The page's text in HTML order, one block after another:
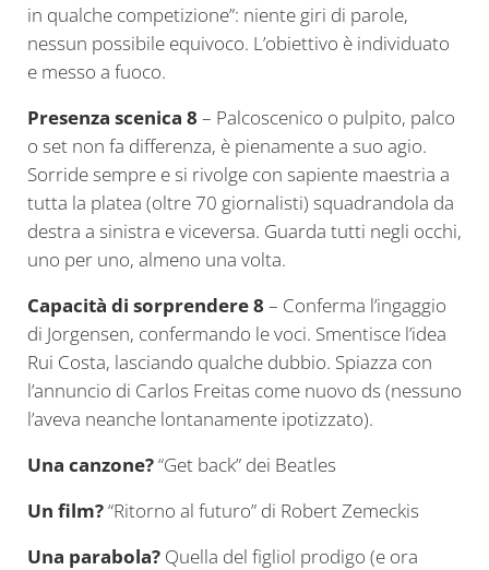
in qualche competizione”: niente giri di parole,
nessun possibile equivoco. L’obiettivo è individuato
e messo a fuoco.
Presenza scenica 8 – Palcoscenico o pulpito, palco
o set non fa differenza, è pienamente a suo agio.
Sorride sempre e si rivolge con sapiente maestria a
tutta la platea (oltre 70 giornalisti) squadrandola da
destra a sinistra e viceversa. Guarda tutti negli occhi,
uno per uno, almeno una volta.
Capacità di sorprendere 8 – Conferma l’ingaggio
di Jorgensen, confermando le voci. Smentisce l’idea
Rui Costa, lasciando qualche dubbio. Spiazza con
l’annuncio di Carlos Freitas come nuovo ds (nessuno
l’aveva neanche lontanamente ipotizzato).
Una canzone?“Get back” dei Beatles
Un film?“Ritorno al futuro” di Robert Zemeckis
Una parabola?Quella del figliol prodigo (e ora